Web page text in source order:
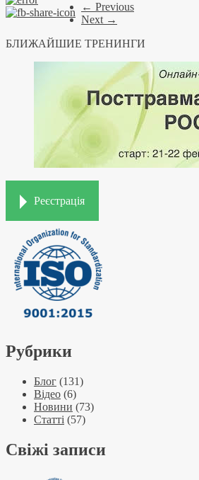
← Previous
Next →
БЛИЖАЙШИЕ ТРЕНИНГИ
Реєстрація
Рубрики
Блог (131)
Відео (6)
Новини (73)
Статті (57)
Свіжі записи